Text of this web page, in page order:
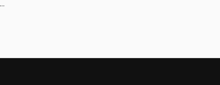
Motociclista se encuentra en cuidados intensivos tras quedar debajo de una buseta en Ibagué